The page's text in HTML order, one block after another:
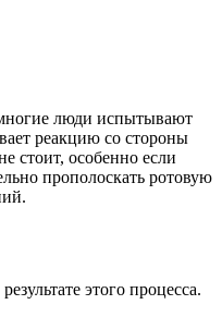
люди испытывают
реакцию со стороны
стоит, особенно если
прополоскать ротовую
этого процесса.